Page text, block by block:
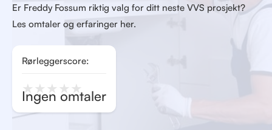
Rørleggerscore:
★ ★ ★ ★ ★
Ingen omtaler
Er Freddy Fossum riktig valg for ditt neste VVS prosjekt?
Les omtaler og erfaringer her.